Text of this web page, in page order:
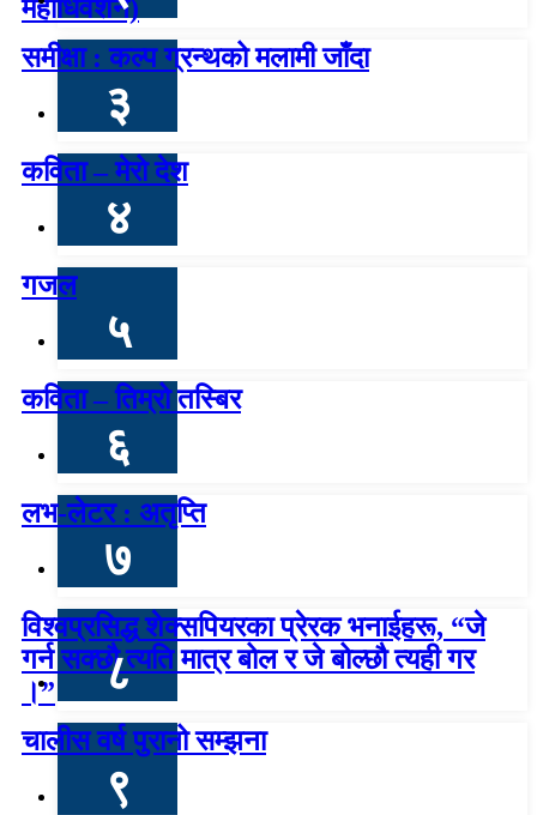
महाधिवेशन)
समीक्षा : कल्प ग्रन्थको मलामी जाँदा
३
कविता – मेरो देश
४
गजल
५
कविता – तिम्रो तस्बिर
६
लभ-लेटर : अतृप्ति
७
विश्वप्रसिद्ध शेक्सपियरका प्रेरक भनाईहरू, “जे
गर्न सक्छौ त्यति मात्र बोल र जे बोल्छौ त्यही गर
।”
८
चालीस वर्ष पुरानो सम्झना
९